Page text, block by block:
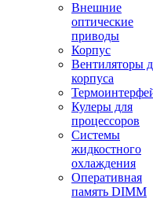
Внешние
оптические
приводы
Корпус
Вентиляторы
корпуса
Кулеры для
процессоров
Системы
жидкостного
охлаждения
Оперативная
память DIMM